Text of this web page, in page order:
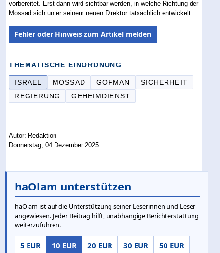
vorbereitet. Erst dann wird sichtbar werden, in welche Richtung der
Mossad sich unter seinem neuen Direktor tatsächlich entwickelt.
Fehler oder Hinweis zum Artikel melden
THEMATISCHE EINORDNUNG
ISRAEL MOSSAD GOFMAN
SICHERHEIT
REGIERUNG
GEHEIMDIENST
Autor: Redaktion
Donnerstag, 04 Dezember 2025
haOlam unterstützen
haOlam ist auf die Unterstützung seiner Leserinnen und Leser
angewiesen. Jeder Beitrag hilft, unabhängige Berichterstattung
weiterzuführen.
5 EUR 10 EUR 20 EUR 30 EUR
50 EUR